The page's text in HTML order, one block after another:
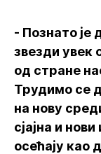
- Познато је
звезди увек
од стране
Трудимо се
на нову
сјајна и
осећају као